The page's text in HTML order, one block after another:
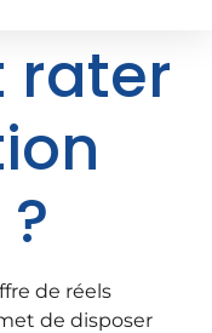
rater
de réels
de disposer